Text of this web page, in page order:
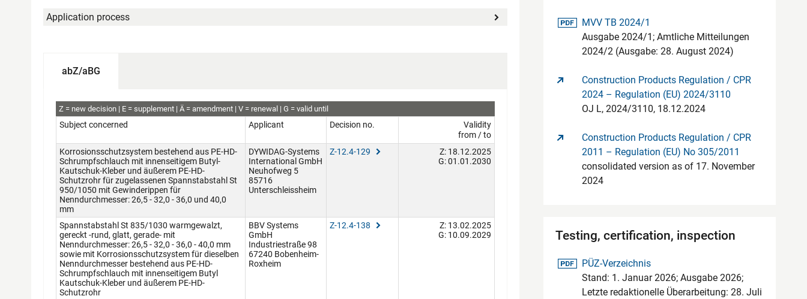
Application process
abZ/aBG
abZ
Z new decision E supplement Ä amendment V renewal G valid until
Subject concerned Applicant Decision no.
Validity
from / to
Korrosionsschutzsystem bestehend aus PE-HD-
Schrumpfschlauch mit innenseitigem Butyl-
Kautschuk-Kleber und äußerem PE-HD-
Schutzrohr für zugelassenen Spannstabstahl St
950/1050 mit Gewinderippen für
Nenndurchmesser: 26,5 - 32,0 - 36,0 und 40,0
mm
DYWIDAG-Systems
International GmbH
Neuhofweg 5
85716
Unterschleissheim
Z-12.4-129
Z: 18.12.2025
G: 01.01.2030
Spannstabstahl St 835/1030 warmgewalzt,
gereckt -rund, glatt, gerade- mit
Nenndurchmesser: 26,5 - 32,0 - 36,0 - 40,0 mm
sowie mit Korrosionsschutzsystem für dieselben
Nenndurchmesser bestehend aus PE-HD-
Schrumpfschlauch mit innenseitigem Butyl
Kautschuk-Kleber und äußerem PE-HD-
Schutzrohr
BBV Systems
GmbH
Industriestraße 98
67240 Bobenheim-
Roxheim
Z-12.4-138
Z: 13.02.2025
G: 10.09.2029
pdf-Datei
MVV TB 2024/1
Ausgabe 2024/1; Amtliche Mitteilungen
2024/2 (Ausgabe: 28. August 2024)
Construction Products Regulation / CPR
2024 – Regulation (EU) 2024/3110
OJ L, 2024/3110, 18.12.2024
Construction Products Regulation / CPR
2011 – Regulation (EU) No 305/2011
consolidated version as of 17. November
2024
Testing, certification, inspection
pdf-Datei
PÜZ-Verzeichnis
Stand: 1. Januar 2026; Ausgabe 2026;
Letzte redaktionelle Überarbeitung: 28. Juli